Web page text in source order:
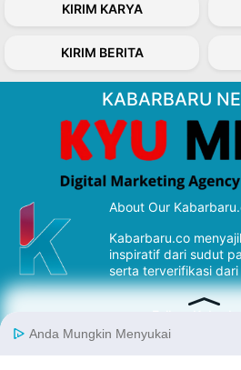
KIRIM KARYA
KIRIM BERITA
KABARBARU
About Our
Kabarbaru.co
inspiratif dari sudut
serta terverifikasi